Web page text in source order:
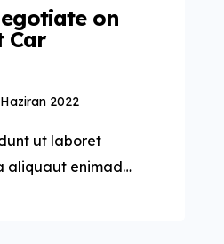
on
Car
2022
ut laboret
aliquaut enimad